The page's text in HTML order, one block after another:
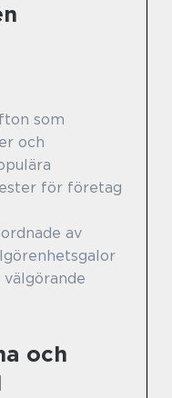
som
och
för företag
av
och